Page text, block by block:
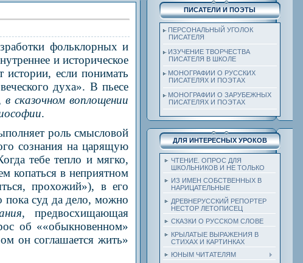
фольклорных и
и историческое
если понимать
духа». В пьесе
в сказочном воплощении
.
роль смысловой
сознания на царящую
тебе тепло и мягко,
копаться в неприятном
прохожий»), в его
пока суд да дело, можно
, предвосхищающая
об ««обыкновенном»
он соглашается жить»
ПИСАТЕЛИ И ПОЭТЫ
ПЕРСОНАЛЬНЫЙ УГОЛОК
ПИСАТЕЛЯ
ИЗУЧЕНИЕ ТВОРЧЕСТВА
ПИСАТЕЛЯ В ШКОЛЕ
МОНОГРАФИИ О РУССКИХ
ПИСАТЕЛЯХ И ПОЭТАХ
МОНОГРАФИИ О ЗАРУБЕЖНЫХ
ПИСАТЕЛЯХ И ПОЭТАХ
ДЛЯ ИНТЕРЕСНЫХ УРОКОВ
ЧТЕНИЕ. ОПРОС ДЛЯ
ШКОЛЬНИКОВ И НЕ ТОЛЬКО
ИЗ ИМЕН СОБСТВЕННЫХ В
НАРИЦАТЕЛЬНЫЕ
ДРЕВНЕРУССКИЙ РЕПОРТЕР
НЕСТОР ЛЕТОПИСЕЦ
СКАЗКИ О РУССКОМ СЛОВЕ
КРЫЛАТЫЕ ВЫРАЖЕНИЯ В
СТИХАХ И КАРТИНКАХ
ЮНЫМ ЧИТАТЕЛЯМ